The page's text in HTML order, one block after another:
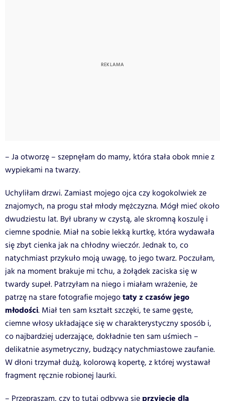
– Ja otworzę – szepnęłam do mamy, która stała obok mnie z
wypiekami na twarzy.
Uchyliłam drzwi. Zamiast mojego ojca czy kogokolwiek ze
znajomych, na progu stał młody mężczyzna. Mógł mieć około
dwudziestu lat. Był ubrany w czystą, ale skromną koszulę i
ciemne spodnie. Miał na sobie lekką kurtkę, która wydawała
się zbyt cienka jak na chłodny wieczór. Jednak to, co
natychmiast przykuło moją uwagę, to jego twarz. Poczułam,
jak na moment brakuje mi tchu, a żołądek zaciska się w
twardy supeł. Patrzyłam na niego i miałam wrażenie, że
patrzę na stare fotografie mojegotaty z czasów jego
młodości. Miał ten sam kształt szczęki, te same gęste,
ciemne włosy układające się w charakterystyczny sposób i,
co najbardziej uderzające, dokładnie ten sam uśmiech –
delikatnie asymetryczny, budzący natychmiastowe zaufanie.
W dłoni trzymał dużą, kolorową kopertę, z której wystawał
fragment ręcznie robionej laurki.
– Przepraszam, czy to tutaj odbywa się